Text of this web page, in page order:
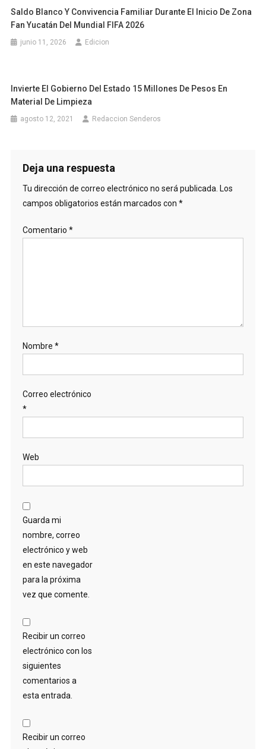
Saldo Blanco Y Convivencia Familiar Durante El Inicio De Zona
Fan Yucatán Del Mundial FIFA 2026
junio 11, 2026 Edicion
Invierte El Gobierno Del Estado 15 Millones De Pesos En
Material De Limpieza
agosto 12, 2021 Redaccion Senderos
Deja una respuesta
Tu dirección de correo electrónico no será publicada. Los
campos obligatorios están marcados con *
Comentario *
Nombre *
Correo electrónico
*
Web
Guarda mi
nombre, correo
electrónico y web
en este navegador
para la próxima
vez que comente.
Recibir un correo
electrónico con los
siguientes
comentarios a
esta entrada.
Recibir un correo